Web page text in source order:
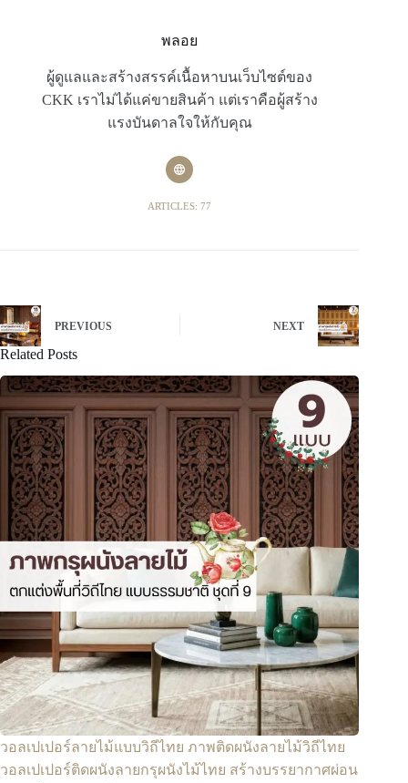
พลอย
ผู้ดูแลและสร้างสรรค์เนื้อหาบนเว็บไซต์ของ
CKK เราไม่ได้แค่ขายสินค้า แต่เราคือผู้สร้าง
แรงบันดาลใจให้กับคุณ
ARTICLES: 77
PREVIOUS NEXT
Related Posts
วอลเปเปอร์ลายไม้แบบวิถีไทย ภาพติดผนังลายไม้วิถีไทย
วอลเปเปอร์ติดผนังลายกรุผนังไม้ไทย สร้างบรรยากาศผ่อน